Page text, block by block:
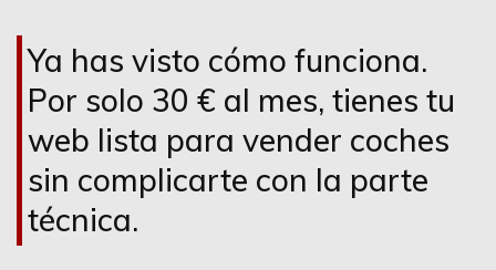
Ya has visto cómo funciona.
Por solo 30 € al mes, tienes tu
web lista para vender coches
sin complicarte con la parte
técnica.